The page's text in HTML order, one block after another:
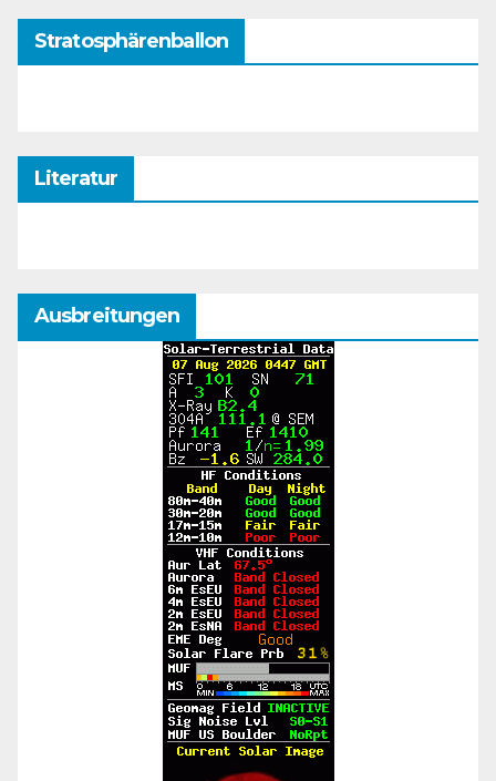
Stratosphärenballon
Literatur
Ausbreitungen